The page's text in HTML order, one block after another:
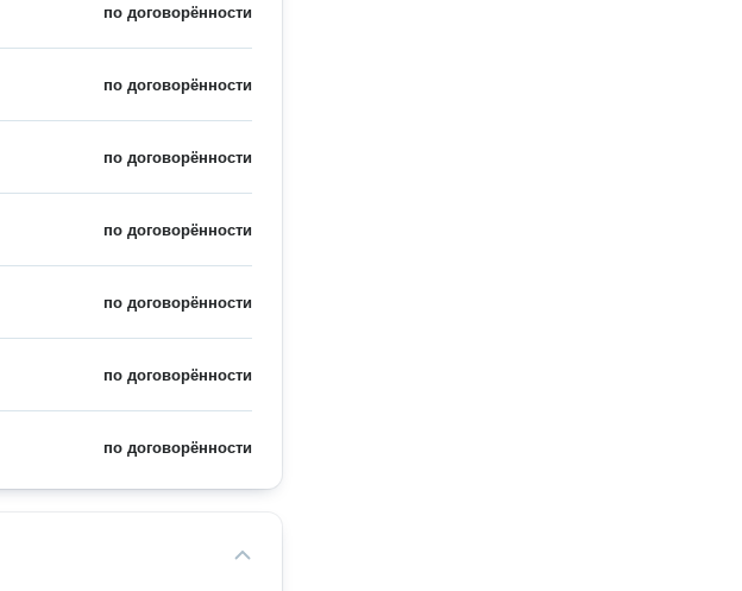
по договорённости
по договорённости
по договорённости
по договорённости
по договорённости
по договорённости
по договорённости